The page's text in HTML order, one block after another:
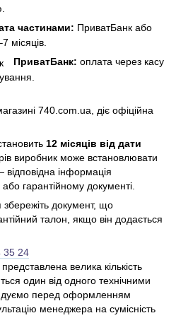
частинами: ПриватБанк або
місяців.
ПриватБанк: оплата через касу
740.com.ua, діє офіційна
12 місяців від дати
виробник може встановлювати
інформація
гарантійному документі.
збережіть документ, що
талон, якщо він додається
35 24
​​велика кількість
один від одного технічними
перед оформленням
менеджера на сумісність